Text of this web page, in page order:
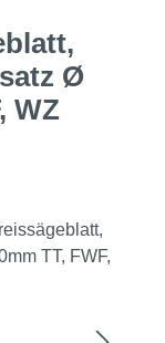
Ø
WZ